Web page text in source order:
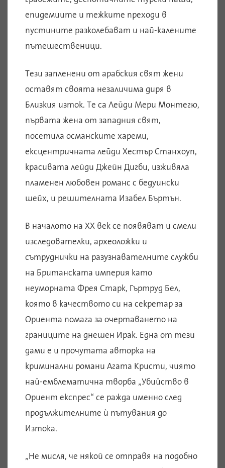
епидемиите и тежките преходи в
пустините разколебават и най-калените
пътешественици.
Тези запленени от арабския свят жени
оставят своята незаличима диря в
Близкия изток. Те са Лейди Мери Монтегю,
първата жена от западния свят,
посетила османските хареми,
ексцентричната лейди Хестър Станхоуп,
красивата лейди Джейн Дигби, изживяла
пламенен любовен романс с бедуински
шейх, и решителната Изабел Бъртън.
В началото на XX век се появяват и смели
изследователки, археоложки и
сътруднички на разузнавателните служби
на Британската империя като
неуморната Фрея Старк, Гъртруд Бел,
която в качеството си на секретар за
Ориента помага за очертаването на
границите на днешен Ирак. Една от тези
дами е и прочутата авторка на
криминални романи Агата Кристи, чиято
най-емблематична творба „Убийство в
Ориент експрес“ се ражда именно след
продължителните ѝ пътувания до
Изтока.
„Не мисля, че някой се отправя на подобно